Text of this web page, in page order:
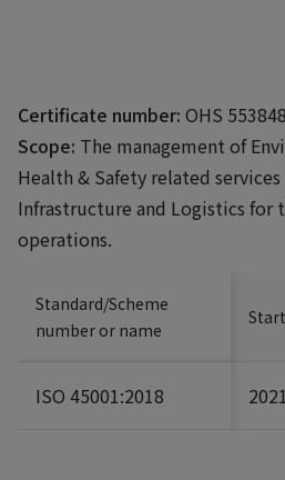
Certificate number: OHS 553848
Scope: The management of
Health & Safety related
Infrastructure and Logistics for
operations.
Standard/Scheme
number or name
ISO 45001:2018